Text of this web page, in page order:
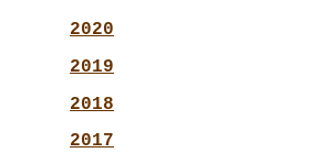
2020
2019
2018
2017